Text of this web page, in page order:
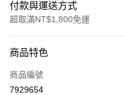
付款與運送方式
超取滿NT$1,800免運
信用卡一次付款
超商取貨付款
商品特色
商品編號
7929654